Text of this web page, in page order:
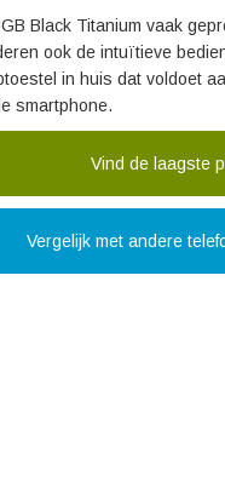
Black Titanium vaak
ook de intuïtieve
in huis dat voldoet
smartphone.
Vind de laagste
Vergelijk met andere